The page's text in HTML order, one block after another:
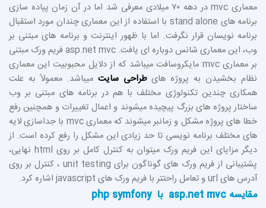
معماری mvc در دهه ۷۰ میلادی معرفی شد اما در آن زمان پیاده سازی
برنامه های stand alone با استفاده از این معماری چندان مورد استقبال
برنامه نویسان قرار نگرفت. اما با ظهور اینترنت و برنامه های مبتنی بر
وب، این معماری شانس دوباره ای یافت. asp.net mvc فریم ورک مبتنی
بر معماری mvc مایکروسافت میباشد که از دلایل محبوبیت این معماری
نظام بخشیدن به پروژه هایطراحی سایت میباشد. معمولاً به علت
همکاری چندین تکنولوژی مختلف با هم در برنامه های مبتنی بر وب
ساختار پروژه های بزرگ پیچیده میشوند و اعمال تغییرات و همچنین رفع
خطا های پروژه مشکل و زمانبر میشوند که معماری mvc با جداسازی لایه
های مختلف برنامه نویسی تا حد زیادی این مشکل را رفع کرده است. از
دیگر مزایای این فریم ورک میتوان به کنترل کامل بر روی html نهایی،
پشتیبانی از فریم ورک های گوناگون برای unit testing ، کنترل بر روی
آدرس های url و تعامل راحتتر با فریم ورک های javascript اشاره کرد.
مقایسه asp.net mvc با php symfony